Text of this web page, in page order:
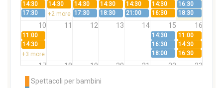
14:30
14:30 14:30 14:30 14:30 14:30
16:30
17:30
+2 more 17:30 18:30 21:00 16:30 18:30
10 11 12 13 14 15 16
11:00 14:30
11:00
14:30
16:30
14:30
+3 more
18:00 16:30
17 18 19 20 21 22 23
11:00
14:30
14:30 14:30 14:30
Spettacoli per bambini